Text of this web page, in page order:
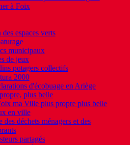
à Foix
espaces verts
municipaux
de jeux
potagers collectifs
2000
d'écobuage en Ariège
plus belle
ma Ville plus propre plus belle
en ville
des déchets ménagers et des
partagés